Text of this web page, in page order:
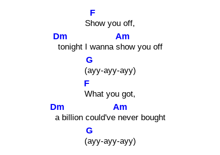
S
F
how you off,
Dm
tonight I wanna s
Am
how you off
(
G
ayy-ayy-ayy)
F
What you got,
Dm
a billion could've
Am
never bought
(
G
ayy-ayy-ayy)